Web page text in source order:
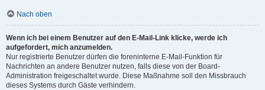
Nach oben
Wenn ich bei einem Benutzer auf den E-Mail-Link klicke, werde ich
aufgefordert, mich anzumelden.
Nur registrierte Benutzer dürfen die foreninterne E-Mail-Funktion für
Nachrichten an andere Benutzer nutzen, falls diese von der Board-
Administration freigeschaltet wurde. Diese Maßnahme soll den Missbrauch
dieses Systems durch Gäste verhindern.